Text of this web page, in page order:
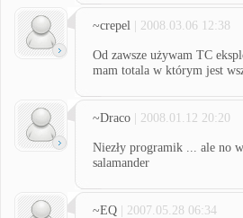
~crepel | 2008.03.06 12:38
Od zawsze używam TC
mam totala w którym jest
~Draco | 2008.01.12 20:20
Niezły programik ... ale no
salamander
~EQ | 2007.05.28 06:34